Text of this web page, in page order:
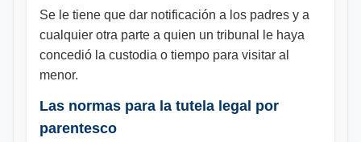
Se le tiene que dar notificación a los padres y a
cualquier otra parte a quien un tribunal le haya
concedió la custodia o tiempo para visitar al
menor.
Las normas para la tutela legal por
parentesco